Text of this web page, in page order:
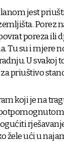
jest
Porez
poreza ili
su i mjere
U svakoj
priuštivo
koji je na
žele ući u